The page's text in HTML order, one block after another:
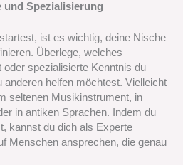
und Spezialisierung
ist es wichtig, deine Nische
Überlege, welches
oder spezialisierte Kenntnis du
anderen helfen möchtest. Vielleicht
seltenen Musikinstrument, in
in antiken Sprachen. Indem du
kannst du dich als Experte
Menschen ansprechen, die genau